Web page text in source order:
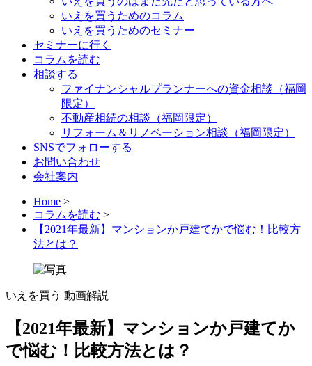
いえを買うためのコラム
いえを買うためのセミナー
セミナーに行く
コラムを読む
相談する
ファイナンシャルプランナーへの資金相談（福岡
限定）
不動産相続の相談（福岡限定）
リフォーム＆リノベーション相談（福岡限定）
SNSでフォローする
お問い合わせ
会社案内
Home >
コラムを読む >
【2021年最新】マンションか戸建てかで悩む！比較方
法とは？
いえを買う 動画解説
【2021年最新】マンションか戸建てか
で悩む！比較方法とは？